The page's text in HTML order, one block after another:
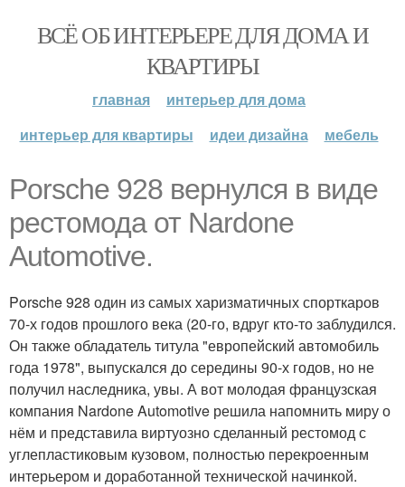
ВСЁ ОБ ИНТЕРЬЕРЕ ДЛЯ ДОМА И
КВАРТИРЫ
главная
интерьер для дома
интерьер для квартиры
идеи дизайна мебель
Porsche 928 вернулся в виде
рестомода от Nardone
Automotive.
Porsche 928 один из самых харизматичных спорткаров
70-х годов прошлого века (20-го, вдруг кто-то заблудился.
Он также обладатель титула "европейский автомобиль
года 1978", выпускался до середины 90-х годов, но не
получил наследника, увы. А вот молодая французская
компания Nardone Automotive решила напомнить миру о
нём и представила виртуозно сделанный рестомод с
углепластиковым кузовом, полностью перекроенным
интерьером и доработанной технической начинкой.